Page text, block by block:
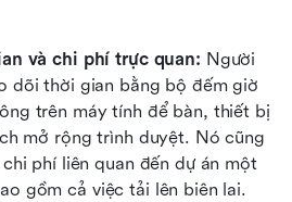
và chi phí trực quan: Người
dõi thời gian bằng bộ đếm giờ
trên máy tính để bàn, thiết bị
mở rộng trình duyệt. Nó cũng
phí liên quan đến dự án một
gồm cả việc tải lên biên lai.